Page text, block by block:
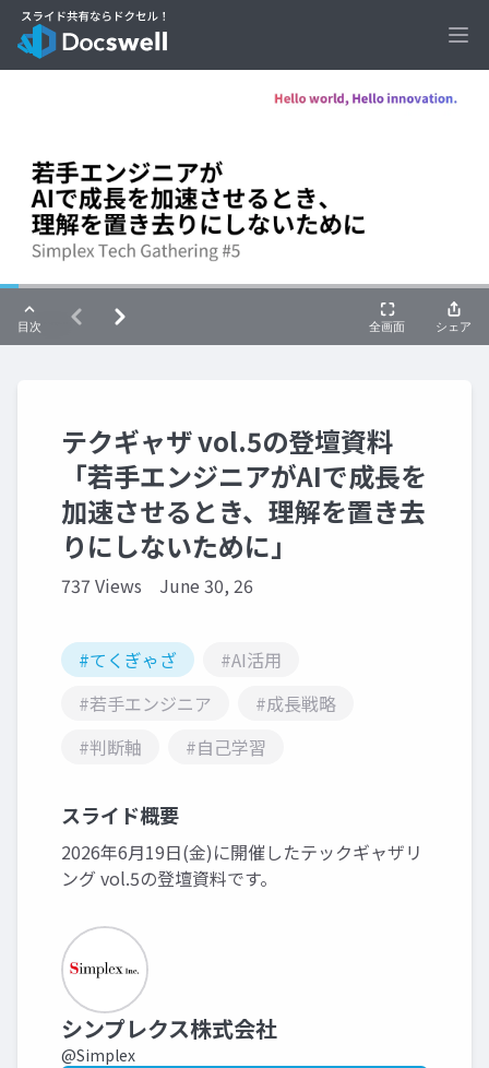
テクギャザ vol.5の登壇資料
「若手エンジニアがAIで成長を
加速させるとき、理解を置き去
りにしないために」
737 Views June 30, 26
#てくぎゃざ
#AI活用
#若手エンジニア
#成長戦略
#判断軸
#自己学習
スライド概要
2026年6月19日(金)に開催したテックギャザリ
ング vol.5の登壇資料です。
シンプレクス株式会社
@Simplex